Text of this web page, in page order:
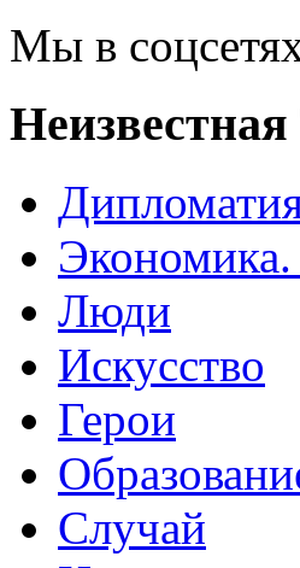
Мы в
Экономика.
Люди
Искусство
Герои
Случай